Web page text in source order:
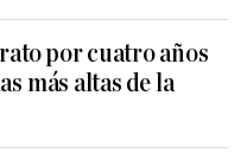
por cuatro años
más altas de la